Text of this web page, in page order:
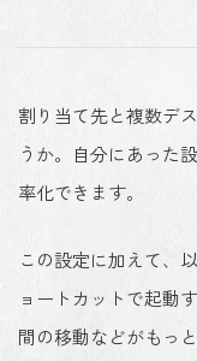
割り当て先と複数デ
うか。自分にあった
率化できます。
この設定に加えて、
ョートカットで起動
間の移動などがもっ